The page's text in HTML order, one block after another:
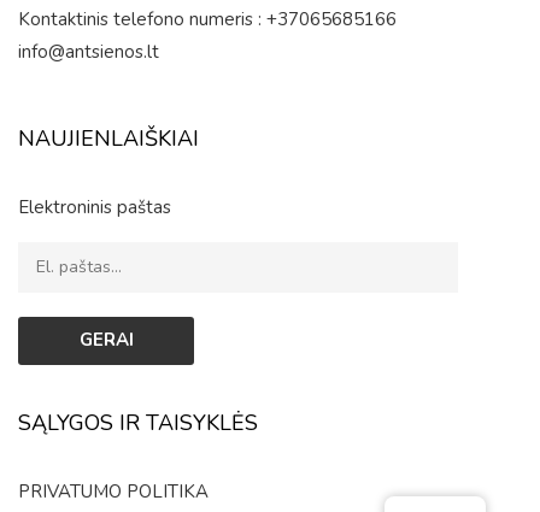
Kontaktinis telefono numeris : +37065685166
info@antsienos.lt
NAUJIENLAIŠKIAI
Elektroninis paštas
SĄLYGOS IR TAISYKLĖS
PRIVATUMO POLITIKA